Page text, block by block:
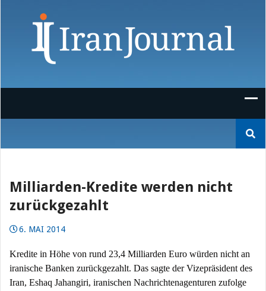
nach:
Milliarden-Kredite werden nicht
zurückgezahlt
6. MAI 2014
Kredite in Höhe von rund 23,4 Milliarden Euro würden nicht an
iranische Banken zurückgezahlt. Das sagte der Vizepräsident des
Iran, Eshaq Jahangiri, iranischen Nachrichtenagenturen zufolge